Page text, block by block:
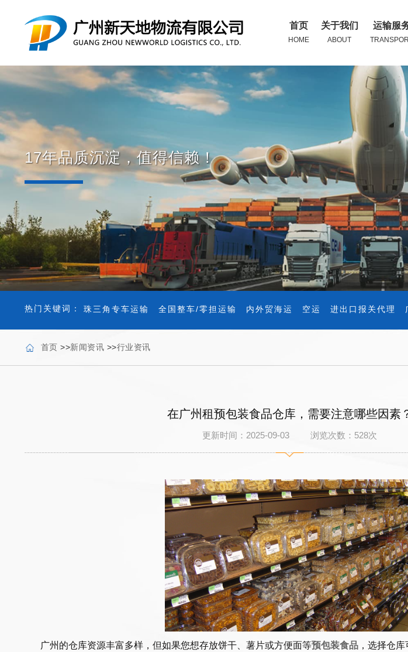
首页
HOME
关于我们
ABOUT
运输服
17年品质沉淀，值得信赖！
热门关键词： 珠三角专车运输 全国整车/零担运输 内外贸海运 空运 进出口报关代理
首页 >>新闻资讯 >>行业资讯
在广州租预包装食品仓库，需要注意哪些因素
更新时间：2025-09-03 浏览次数： 528次
广州的仓库资源丰富多样，但如果您想存放饼干、薯片或方便面等预包装食品 ，选择仓